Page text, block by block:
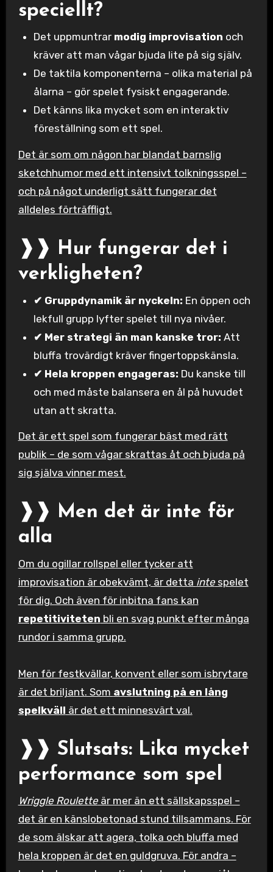
speciellt?
Det uppmuntrar modig improvisation och
kräver att man vågar bjuda lite på sig själv.
De taktila komponenterna – olika material på
ålarna – gör spelet fysiskt engagerande.
Det känns lika mycket som en interaktiv
föreställning som ett spel.
Det är som om någon har blandat barnslig
sketchhumor med ett intensivt tolkningsspel –
och på något underligt sätt fungerar det
alldeles förträffligt.
❱❱ Hur fungerar det i
verkligheten?
✔ Gruppdynamik är nyckeln: En öppen och
lekfull grupp lyfter spelet till nya nivåer.
✔ Mer strategi än man kanske tror: Att
bluffa trovärdigt kräver fingertoppskänsla.
✔ Hela kroppen engageras: Du kanske till
och med måste balansera en ål på huvudet
utan att skratta.
Det är ett spel som fungerar bäst med rätt
publik – de som vågar skrattas åt och bjuda på
sig själva vinner mest.
❱❱ Men det är inte för
alla
Om du ogillar rollspel eller tycker att
improvisation är obekvämt, är detta intespelet
för dig. Och även för inbitna fans kan
repetitiviteten bli en svag punkt efter många
rundor i samma grupp.
Men för festkvällar, konvent eller som isbrytare
är det briljant. Som avslutning på en lång
spelkväll är det ett minnesvärt val.
❱❱ Slutsats: Lika mycket
performance som spel
Wriggle Rouletteär mer än ett sällskapsspel –
det är en känslobetonad stund tillsammans. För
de som älskar att agera, tolka och bluffa med
hela kroppen är det en guldgruva. För andra –